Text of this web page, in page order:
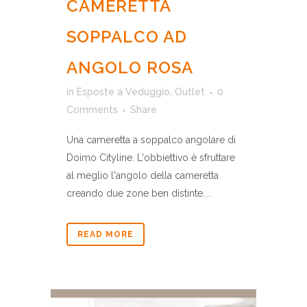
CAMERETTA
SOPPALCO AD
ANGOLO ROSA
in Esposte a Veduggio Outlet
0
Comments
Share
Una cameretta a soppalco angolare di
Doimo Cityline. L'obbiettivo è sfruttare
al meglio l'angolo della cameretta
creando due zone ben distinte....
READ MORE